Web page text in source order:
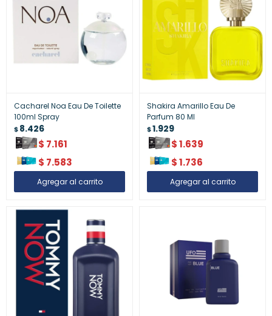
Cacharel Noa Eau De Toilette
100ml Spray
$8.426
$ 7.161
$ 7.583
Shakira Amarillo Eau De
Parfum 80 Ml
$1.929
$1.639
$1.736